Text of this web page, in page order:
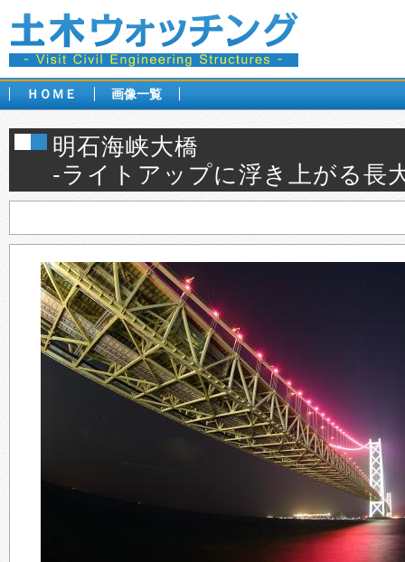
ＨＯＭＥ 画像一覧
明石海峡大橋
‐ライトアップに浮き上がる長